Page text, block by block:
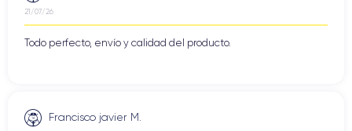
21/07/26
Todo perfecto, envío y calidad del producto.
Francisco javier M.